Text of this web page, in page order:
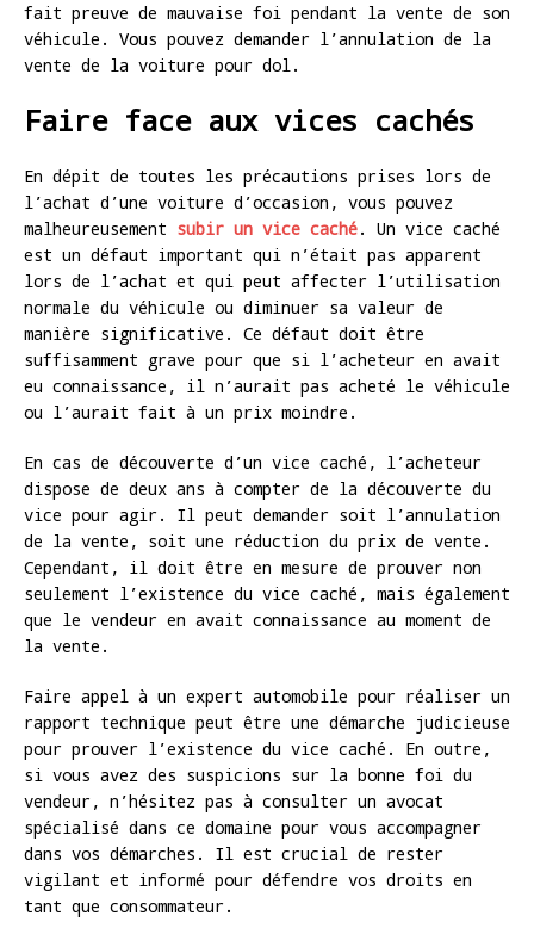
fait preuve de mauvaise foi pendant la vente de son
véhicule. Vous pouvez demander l’annulation de la
vente de la voiture pour dol.
Faire face aux vices cachés
En dépit de toutes les précautions prises lors de
l’achat d’une voiture d’occasion, vous pouvez
malheureusement subir un vice caché. Un vice caché
est un défaut important qui n’était pas apparent
lors de l’achat et qui peut affecter l’utilisation
normale du véhicule ou diminuer sa valeur de
manière significative. Ce défaut doit être
suffisamment grave pour que si l’acheteur en avait
eu connaissance, il n’aurait pas acheté le véhicule
ou l’aurait fait à un prix moindre.
En cas de découverte d’un vice caché, l’acheteur
dispose de deux ans à compter de la découverte du
vice pour agir. Il peut demander soit l’annulation
de la vente, soit une réduction du prix de vente.
Cependant, il doit être en mesure de prouver non
seulement l’existence du vice caché, mais également
que le vendeur en avait connaissance au moment de
la vente.
Faire appel à un expert automobile pour réaliser un
rapport technique peut être une démarche judicieuse
pour prouver l’existence du vice caché. En outre,
si vous avez des suspicions sur la bonne foi du
vendeur, n’hésitez pas à consulter un avocat
spécialisé dans ce domaine pour vous accompagner
dans vos démarches. Il est crucial de rester
vigilant et informé pour défendre vos droits en
tant que consommateur.